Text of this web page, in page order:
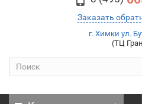
Заказать
г. Химки ул.
(ТЦ